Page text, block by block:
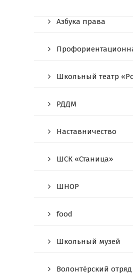
Азбука права
Школьный театр
РДДМ
Наставничество
ШСК «Станица»
ШНОР
food
Школьный музей
Волонтёрский